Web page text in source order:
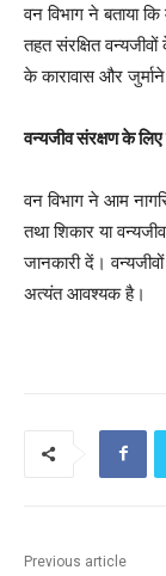
वन विभाग ने बताया
तहत संरक्षित
के कारावास और
वन्यजीव संरक्षण के
वन विभाग ने आम
तथा शिकार या
जानकारी दें।
अत्यंत आवश्यक है।
Previous article